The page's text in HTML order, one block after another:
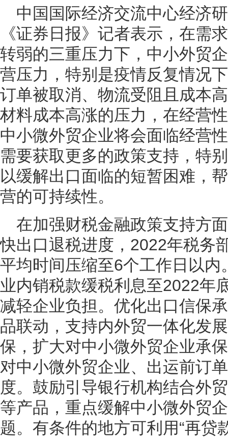
中国国际经济交流中心经济
《证券日报》记者表示，在需
转弱的三重压力下，中小外贸
营压力，特别是疫情反复情况
订单被取消、物流受阻且成本
材料成本高涨的压力，在经营
中小微外贸企业将会面临经营
需要获取更多的政策支持，特
以缓解出口面临的短暂困难，
营的可持续性。
在加强财税金融政策支持方
快出口退税进度，2022年税务
平均时间压缩至6个工作日以
业内销税款缓税利息至2022年
减轻企业负担。优化出口信保
品联动，支持内外贸一体化发
保，扩大对中小微外贸企业承
对中小微外贸企业、出运前订
度。鼓励引导银行机构结合外
等产品，重点缓解中小微外贸
题。有条件的地方可利用“再贷